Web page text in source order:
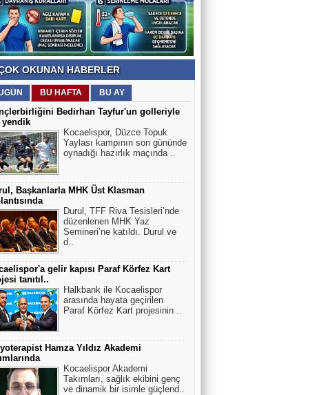
OKUNAN HABERLER
BU HAFTA BU AY
Bedirhan Tayfur'un golleriyle
yendik
Kocaelispor, Düzce Topuk
Yaylası kampının son gününde
oynadığı hazırlık maçında ..
Başkanlarla MHK Üst Klasman
Durul, TFF Riva Tesisleri’nde
düzenlenen MHK Yaz
Semineri’ne katıldı. Durul ve
d..
gelir kapısı Paraf Körfez Kart
tanıtıl..
Halkbank ile Kocaelispor
arasında hayata geçirilen
Paraf Körfez Kart projesinin ..
Hamza Yıldız Akademi
Kocaelispor Akademi
Takımları, sağlık ekibini genç
ve dinamik bir isimle güçlend..